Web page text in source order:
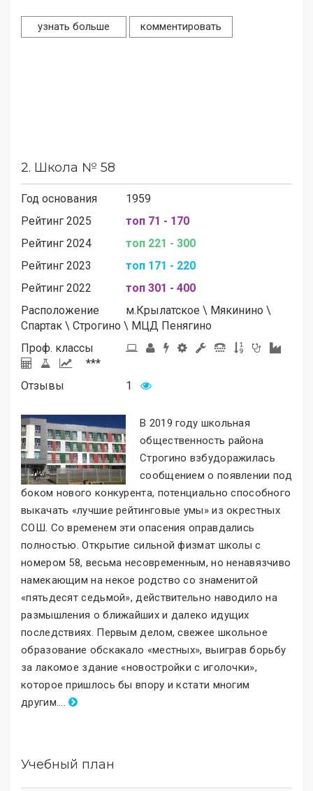
узнать больше комментировать
2. Школа № 58
Год основания
1959
Рейтинг 2025
топ 71 - 170
Рейтинг 2024
топ 221 - 300
Рейтинг 2023
топ 171 - 220
Рейтинг 2022
топ 301 - 400
Расположение
м.Крылатское \ Мякинино \
Спартак \ Строгино \ МЦД Пенягино
Проф. классы
***
Отзывы
1
В 2019 году школьная
общественность района
Строгино взбудоражилась
сообщением о появлении под
боком нового конкурента, потенциально способного
выкачать «лучшие рейтинговые умы»из окрестных
СОШ. Со временем эти опасения оправдались
полностью. Открытие сильной физмат школы с
номером 58, весьма несовременным, но ненавязчиво
намекающим на некое родство со знаменитой
«пятьдесят седьмой», действительно наводило на
размышления о ближайших и далеко идущих
последствиях. Первым делом, свежее школьное
образование обскакало «местных», выиграв борьбу
за лакомое здание «новостройки с иголочки»,
которое пришлось бы впору и кстати многим
другим....
Учебный план